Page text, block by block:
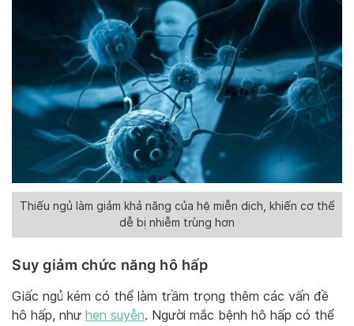
Thiếu ngủ làm giảm khả năng của hệ miễn dịch, khiến cơ thể
dễ bị nhiễm trùng hơn
Suy giảm chức năng hô hấp
Giấc ngủ kém có thể làm trầm trọng thêm các vấn đề
hô hấp, như hen suyễn. Người mắc bệnh hô hấp có thể